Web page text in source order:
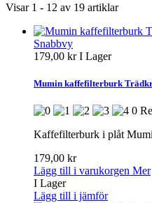
Visar 1 - 12 av 19 artiklar
Snabbvy
179,00 krI Lager
Mumin kaffefilterburk
0
Kaffefilterburk i plåt
179,00 kr
Lägg till i varukorgen Mer
I Lager
Lägg till i jämför